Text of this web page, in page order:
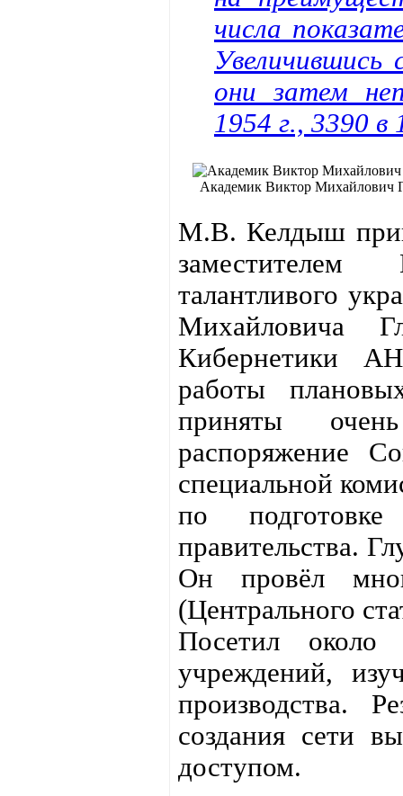
числа
они затем
1954 г., 3390 в
Академик Виктор Михайлович
М.В. Келдыш
талантливого
Михайловича
Кибернетики
работы
приняты
распоряжение
специальной
по
правительства.
Он провёл
(Центрального
Посетил около
учреждений,
производства.
создания сети
доступом.